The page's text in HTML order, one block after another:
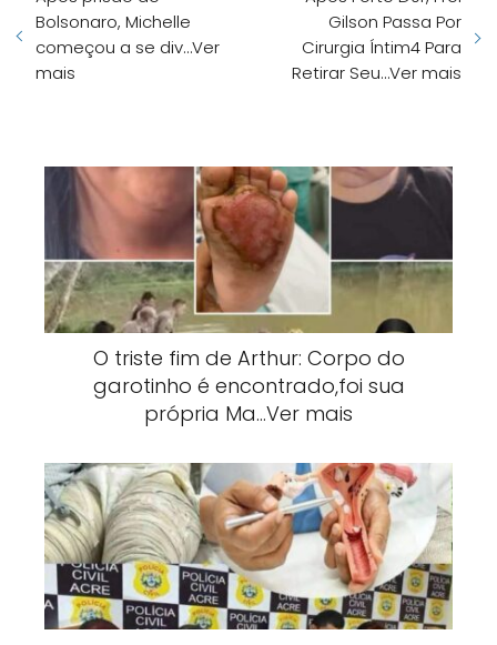
Bolsonaro, Michelle
começou a se div…Ver
mais
Gilson Passa Por
Cirurgia Íntim4 Para
Retirar Seu…Ver mais
O triste fim de Arthur: Corpo do
garotinho é encontrado,foi sua
própria Ma…Ver mais